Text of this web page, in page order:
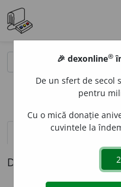
definiții (1)
Definiția cu ID-ul
🎉 dexonline®
De un sfert de secol
pentru
Cu o mică donație
cuvintele la